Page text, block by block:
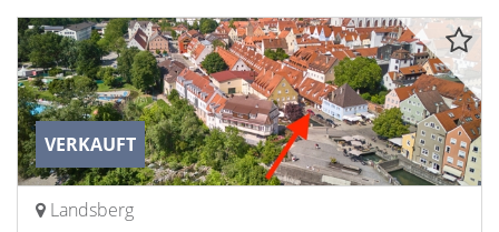
VERKAUFT
Landsberg